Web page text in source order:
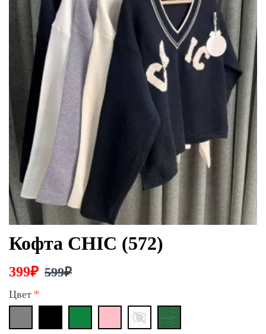
Кофта CHIC (572)
399₽ 599₽
Цвет